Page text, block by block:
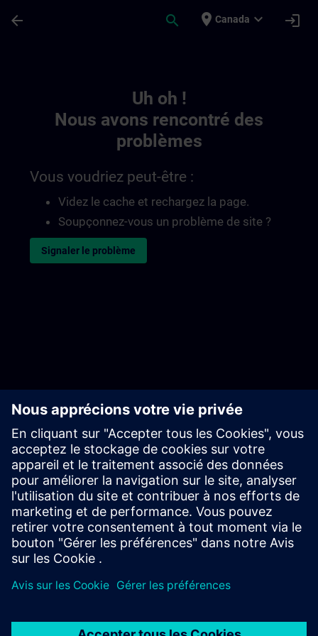
arrow_back search place Canada expand_more login
Uh oh !
Nous avons rencontré des
problèmes
Vous voudriez peut-être :
Videz le cache et rechargez la page.
Soupçonnez-vous un problème de site ?
Signaler le problème